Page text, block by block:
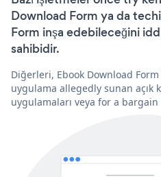
Download Form ya da
Form inşa edebileceğini
sahibidir.
Diğerleri, Ebook Download
uygulama allegedly sunan açık
uygulamaları veya for a bargain